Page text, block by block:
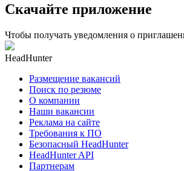
Скачайте приложение
Чтобы получать уведомления о
HeadHunter
Размещение вакансий
Поиск по резюме
О компании
Наши вакансии
Реклама на сайте
Требования к ПО
Безопасный HeadHunter
HeadHunter API
Партнерам